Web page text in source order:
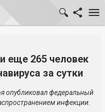
еще 265 человек
за сутки
опубликовал федеральный
инфекции.